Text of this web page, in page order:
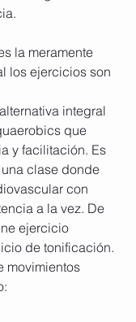
la meramente
los ejercicios son
integral
que
y facilitación. Es
clase donde
con
a la vez. De
ejercicio
de tonificación.
movimientos